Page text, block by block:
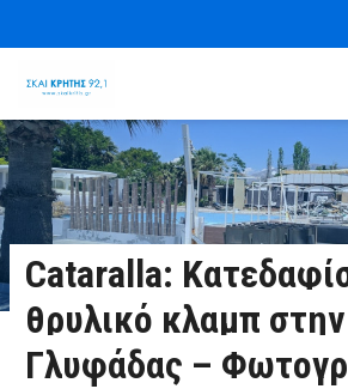
Cataralla:
θρυλικό κλαμπ
Γλυφάδας –